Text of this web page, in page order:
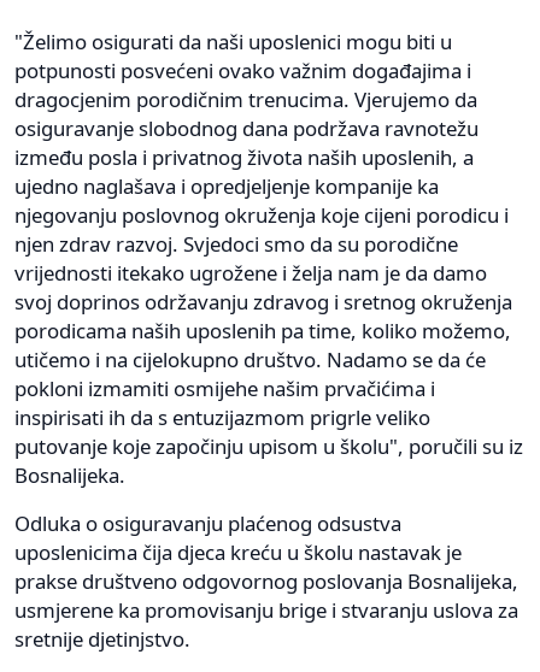
"Želimo osigurati da naši uposlenici mogu biti u
potpunosti posvećeni ovako važnim događajima i
dragocjenim porodičnim trenucima. Vjerujemo da
osiguravanje slobodnog dana podržava ravnotežu
između posla i privatnog života naših uposlenih, a
ujedno naglašava i opredjeljenje kompanije ka
njegovanju poslovnog okruženja koje cijeni porodicu i
njen zdrav razvoj. Svjedoci smo da su porodične
vrijednosti itekako ugrožene i želja nam je da damo
svoj doprinos održavanju zdravog i sretnog okruženja
porodicama naših uposlenih pa time, koliko možemo,
utičemo i na cijelokupno društvo. Nadamo se da će
pokloni izmamiti osmijehe našim prvačićima i
inspirisati ih da s entuzijazmom prigrle veliko
putovanje koje započinju upisom u školu", poručili su iz
Bosnalijeka.
Odluka o osiguravanju plaćenog odsustva
uposlenicima čija djeca kreću u školu nastavak je
prakse društveno odgovornog poslovanja Bosnalijeka,
usmjerene ka promovisanju brige i stvaranju uslova za
sretnije djetinjstvo.